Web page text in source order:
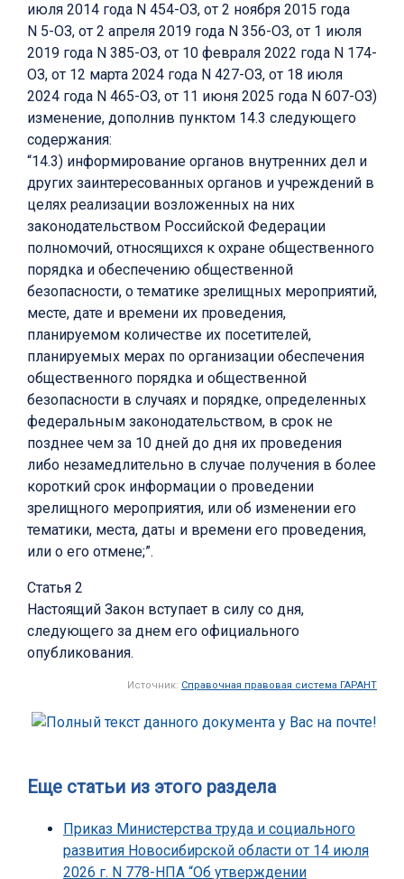
июля 2014 года N 454-ОЗ, от 2 ноября 2015 года
N 5-ОЗ, от 2 апреля 2019 года N 356-ОЗ, от 1 июля
2019 года N 385-ОЗ, от 10 февраля 2022 года N 174-
ОЗ, от 12 марта 2024 года N 427-ОЗ, от 18 июля
2024 года N 465-ОЗ, от 11 июня 2025 года N 607-ОЗ)
изменение, дополнив пунктом 14.3 следующего
содержания:
“14.3) информирование органов внутренних дел и
других заинтересованных органов и учреждений в
целях реализации возложенных на них
законодательством Российской Федерации
полномочий, относящихся к охране общественного
порядка и обеспечению общественной
безопасности, о тематике зрелищных мероприятий,
месте, дате и времени их проведения,
планируемом количестве их посетителей,
планируемых мерах по организации обеспечения
общественного порядка и общественной
безопасности в случаях и порядке, определенных
федеральным законодательством, в срок не
позднее чем за 10 дней до дня их проведения
либо незамедлительно в случае получения в более
короткий срок информации о проведении
зрелищного мероприятия, или об изменении его
тематики, места, даты и времени его проведения,
или о его отмене;”.
Статья 2
Настоящий Закон вступает в силу со дня,
следующего за днем его официального
опубликования.
Источник: Справочная правовая система ГАРАНТ
Еще статьи из этого раздела
Приказ Министерства труда и социального
развития Новосибирской области от 14 июля
2026 г. N 778-НПА “Об утверждении